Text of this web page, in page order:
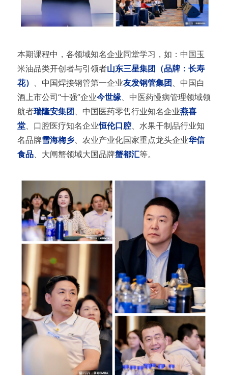
本期课程中，各领域知名企业同堂学习，如：中国玉
米油品类开创者与引领者山东三星集团（品牌：长寿
花） 、中国焊接钢管第一企业友发钢管集团 、中国白
酒上市公司“十强”企业今世缘、中医药慢病管理领域领
航者瑞隆安集团 、中国医药零售行业知名企业燕喜
堂、口腔医疗知名企业恒伦口腔、水果干制品行业知
名品牌雪海梅乡、农业产业化国家重点龙头企业华信
食品、大闸蟹领域大国品牌蟹都汇等。